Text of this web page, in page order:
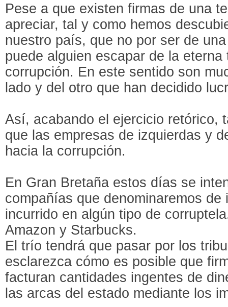
Pese a que existen firmas de una
apreciar, tal y como hemos
nuestro país, que no por ser de
puede alguien escapar de la
corrupción. En este sentido son
lado y del otro que han decidido
Así, acabando el ejercicio retórico,
que las empresas de izquierdas y
hacia la corrupción.
En Gran Bretaña estos días se
compañías que denominaremos de
incurrido en algún tipo de
Amazon y Starbucks.
El trío tendrá que pasar por los
esclarezca cómo es posible que
facturan cantidades ingentes de
las arcas del estado mediante los